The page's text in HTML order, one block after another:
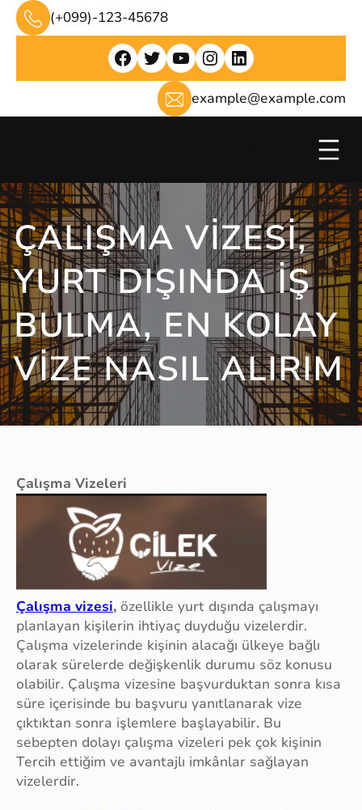
İçeriğe
geç
(+099)-123-45678
Facebook Twitter YouTube Instagram LinkedIn
example@example.com
ÇALIŞMA VIZESI,
YURT DIŞINDA IŞ
BULMA, EN KOLAY
VIZE NASIL ALIRIM
Çalışma Vizeleri
Çalışma vizesi, özellikle yurt dışında çalışmayı
planlayan kişilerin ihtiyaç duyduğu vizelerdir.
Çalışma vizelerinde kişinin alacağı ülkeye bağlı
olarak sürelerde değişkenlik durumu söz konusu
olabilir. Çalışma vizesine başvurduktan sonra kısa
süre içerisinde bu başvuru yanıtlanarak vize
çıktıktan sonra işlemlere başlayabilir. Bu
sebepten dolayı çalışma vizeleri pek çok kişinin
Tercih ettiğim ve avantajlı imkânlar sağlayan
vizelerdir.